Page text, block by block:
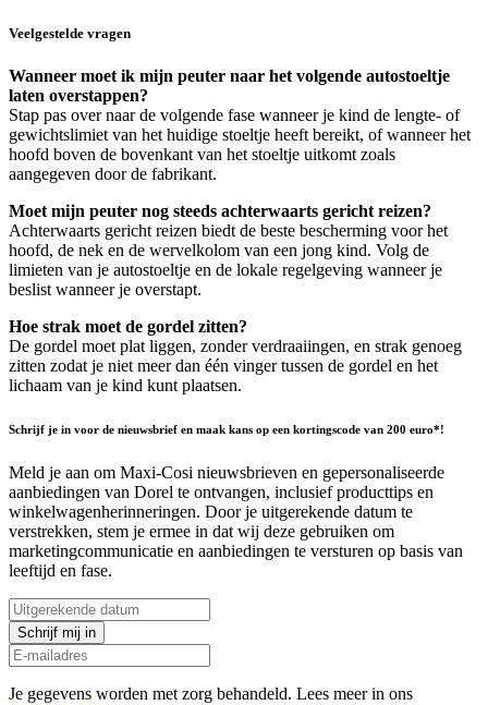
Veelgestelde vragen
Wanneer moet ik mijn peuter naar het volgende autostoeltje
laten overstappen?
Stap pas over naar de volgende fase wanneer je kind de lengte- of
gewichtslimiet van het huidige stoeltje heeft bereikt, of wanneer het
hoofd boven de bovenkant van het stoeltje uitkomt zoals
aangegeven door de fabrikant.
Moet mijn peuter nog steeds achterwaarts gericht reizen?
Achterwaarts gericht reizen biedt de beste bescherming voor het
hoofd, de nek en de wervelkolom van een jong kind. Volg de
limieten van je autostoeltje en de lokale regelgeving wanneer je
beslist wanneer je overstapt.
Hoe strak moet de gordel zitten?
De gordel moet plat liggen, zonder verdraaiingen, en strak genoeg
zitten zodat je niet meer dan één vinger tussen de gordel en het
lichaam van je kind kunt plaatsen.
Schrijf je in voor de nieuwsbrief en maak kans op een kortingscode van 200 euro*!
Meld je aan om Maxi-Cosi nieuwsbrieven en gepersonaliseerde
aanbiedingen van Dorel te ontvangen, inclusief producttips en
winkelwagenherinneringen. Door je uitgerekende datum te
verstrekken, stem je ermee in dat wij deze gebruiken om
marketingcommunicatie en aanbiedingen te versturen op basis van
leeftijd en fase.
Schrijf mij in
Je gegevens worden met zorg behandeld. Lees meer in ons